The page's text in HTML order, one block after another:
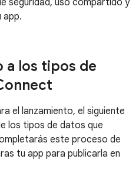
seguridad, uso compartido y
app.
a los tipos de
el lanzamiento, el siguiente
los tipos de datos que
este proceso de
tu app para publicarla en